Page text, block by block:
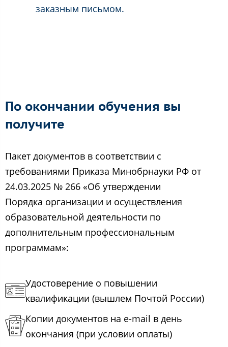
заказным письмом.
По окончании обучения вы
получите
Пакет документов в соответствии с
требованиями Приказа Минобрнауки РФ от
24.03.2025 № 266 «Об утверждении
Порядка организации и осуществления
образовательной деятельности по
дополнительным профессиональным
программам»:
Удостоверение о повышении
квалификации (вышлем Почтой России)
Копии документов на e-mail в день
окончания (при условии оплаты)